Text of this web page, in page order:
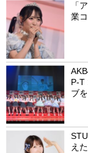
「
業
P-T
ブ
え